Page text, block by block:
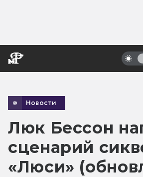
Новости
Люк Бессон
сценарий
«Люси»